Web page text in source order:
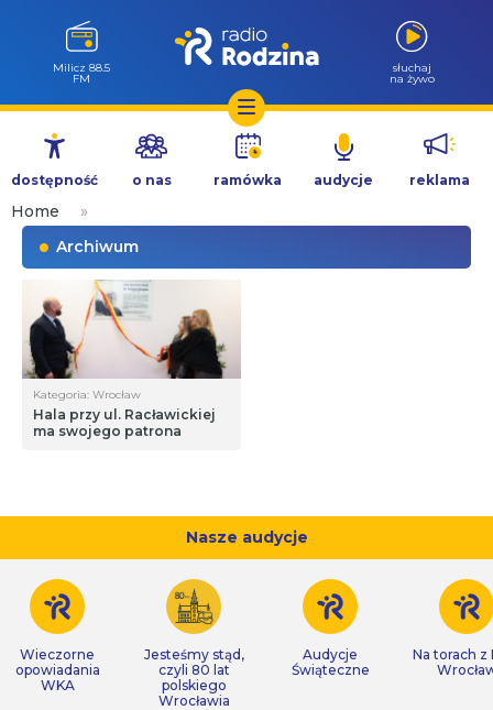
Przejdź
treści
Góra Igliczna
107.2 FM
słuchaj
na żywo
dostępność o nas ramówka audycje reklama
Home
»
Archiwum
Kategoria: Wrocław
Hala przy ul. Racławickiej
ma swojego patrona
Nasze audycje
Wieczorne
opowiadania
WKA
Jesteśmy stąd,
czyli 80 lat
polskiego
Wrocławia
Audycje
Świąteczne
Na torach z